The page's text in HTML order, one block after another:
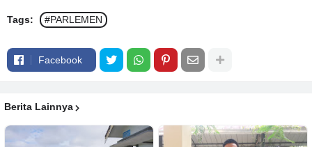
Tags: #PARLEMEN
Facebook
Berita Lainnya